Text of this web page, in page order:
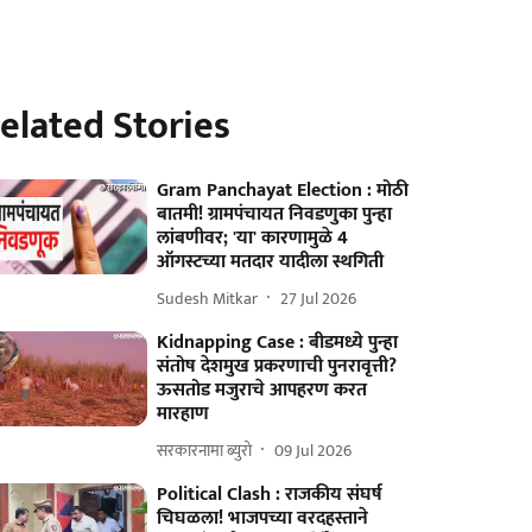
Stories
Gram Panchayat Election : मोठी
बातमी! ग्रामपंचायत निवडणुका पुन्हा
लांबणीवर; 'या' कारणामुळे 4
ऑगस्टच्या मतदार यादीला स्थगिती
Sudesh Mitkar 27 Jul 2026
Kidnapping Case : बीडमध्ये पुन्हा
संतोष देशमुख प्रकरणाची पुनरावृत्ती?
ऊसतोड मजुराचे आपहरण करत
मारहाण
सरकारनामा ब्युरो 09 Jul 2026
Political Clash : राजकीय संघर्ष
चिघळला! भाजपच्या वरदहस्ताने